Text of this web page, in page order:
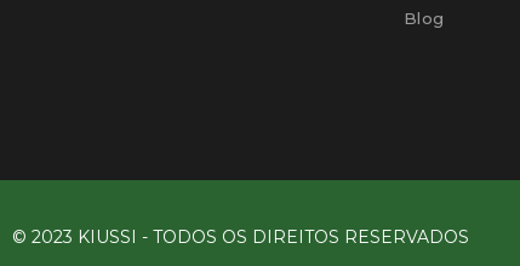
Blog
© 2023 KIUSSI - TODOS OS DIREITOS RESERVADOS